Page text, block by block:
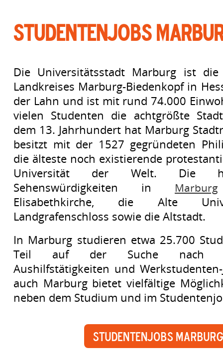
Studentenjobs
Die Universitätsstadt Marburg ist die
Landkreises Marburg-Biedenkopf in
der Lahn und ist mit rund 74.000
vielen Studenten die achtgrößte
dem 13. Jahrhundert hat Marburg
besitzt mit der 1527 gegründeten
die älteste noch existierende
Universität der Welt. Die
Sehenswürdigkeiten in Marburg
Elisabethkirche, die Alte
Landgrafenschloss sowie die Altstadt.
In Marburg studieren etwa 25.700
Teil auf der Suche nach
Aushilfstätigkeiten und
auch Marburg bietet vielfältige
neben dem Studium und im
Studentenjobs Marburg